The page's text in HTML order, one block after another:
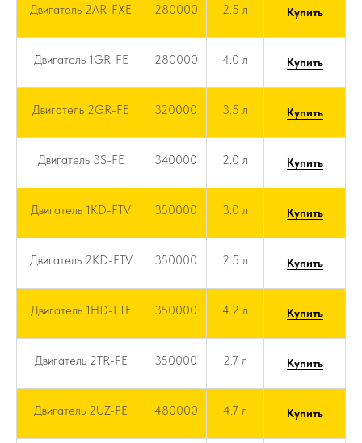
Двигатель 2AR-FXE 280000 2.5 л Купить
Двигатель 1GR-FE 280000 4.0 л Купить
Двигатель 2GR-FE 320000 3.5 л Купить
Двигатель 3S-FE 340000 2.0 л Купить
Двигатель 1KD-FTV 350000 3.0 л Купить
Двигатель 2KD-FTV 350000 2.5 л Купить
Двигатель 1HD-FTE 350000 4.2 л Купить
Двигатель 2TR-FE 350000 2.7 л Купить
Двигатель 2UZ-FE 480000 4.7 л Купить